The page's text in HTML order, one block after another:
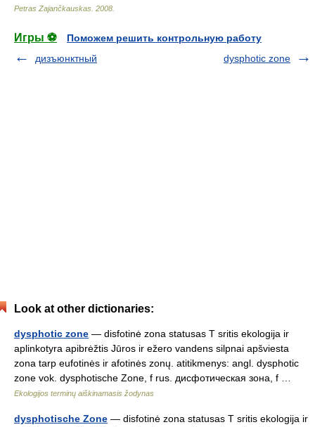
Petras Zajančkauskas 2008
Игры ⚽
Поможем решить контрольную работу
дизъюнктный
dysphotic zone
Look at other dictionaries:
dysphotic zone — disfotinė zona statusas T sritis ekologija ir
aplinkotyra apibrėžtis Jūros ir ežero vandens silpnai apšviesta
zona tarp eufotinės ir afotinės zonų. atitikmenys: angl. dysphotic
zone vok. dysphotische Zone, f rus. дисфотическая зона, f …
Ekologijos terminų aiškinamasis žodynas
dysphotische Zone — disfotinė zona statusas T sritis ekologija ir